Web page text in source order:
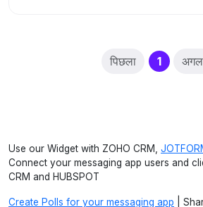
पिछला 1
Use our Widget with ZOHO CRM,
Connect your messaging app users and
CRM and HUBSPOT
Create Polls for your messaging app |